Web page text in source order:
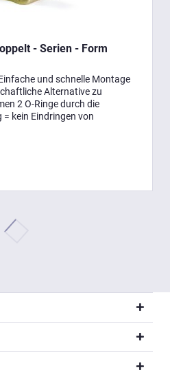
- Serien - Form
und schnelle Montage
Alternative zu
2 O-Ringe durch die
kein Eindringen von